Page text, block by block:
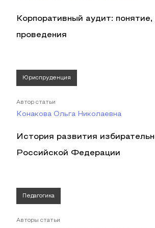
Корпоративный аудит:
проведения
Юриспруденция
Автор статьи
Конакова Ольга Николаевна
История развития
Российской Федерации
Педагогика
Авторы статьи